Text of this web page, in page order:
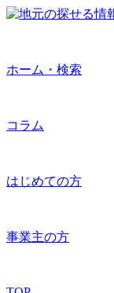
ホーム・検索
コラム
はじめての方
事業主の方